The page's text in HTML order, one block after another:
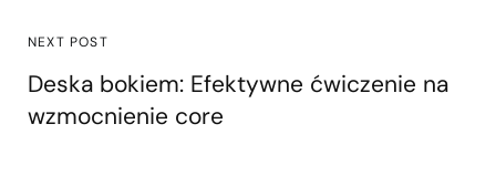
NEXT POST
Deska bokiem: Efektywne ćwiczenie na
wzmocnienie core